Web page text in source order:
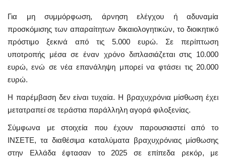
Για μη συμμόρφωση, άρνηση ελέγχου ή αδυναμία
προσκόμισης των απαραίτητων δικαιολογητικών, το διοικητικό
πρόστιμο ξεκινά από τις 5.000 ευρώ. Σε περίπτωση
υποτροπής μέσα σε έναν χρόνο διπλασιάζεται στις 10.000
ευρώ, ενώ σε νέα επανάληψη μπορεί να φτάσει τις 20.000
ευρώ.
Η παρέμβαση δεν είναι τυχαία. Η βραχυχρόνια μίσθωση έχει
μετατραπεί σε τεράστια παράλληλη αγορά φιλοξενίας.
Σύμφωνα με στοιχεία που έχουν παρουσιαστεί από το
ΙΝΣΕΤΕ, τα διαθέσιμα καταλύματα βραχυχρόνιας μίσθωσης
στην Ελλάδα έφτασαν το 2025 σε επίπεδα ρεκόρ, με